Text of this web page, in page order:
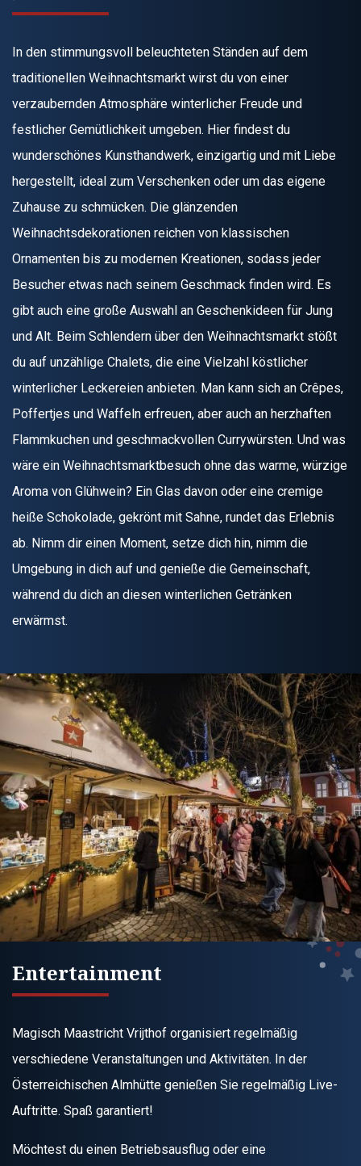
In den stimmungsvoll beleuchteten Ständen auf dem
traditionellen Weihnachtsmarkt wirst du von einer
verzaubernden Atmosphäre winterlicher Freude und
festlicher Gemütlichkeit umgeben. Hier findest du
wunderschönes Kunsthandwerk, einzigartig und mit Liebe
hergestellt, ideal zum Verschenken oder um das eigene
Zuhause zu schmücken. Die glänzenden
Weihnachtsdekorationen reichen von klassischen
Ornamenten bis zu modernen Kreationen, sodass jeder
Besucher etwas nach seinem Geschmack finden wird. Es
gibt auch eine große Auswahl an Geschenkideen für Jung
und Alt. Beim Schlendern über den Weihnachtsmarkt stößt
du auf unzählige Chalets, die eine Vielzahl köstlicher
winterlicher Leckereien anbieten. Man kann sich an Crêpes,
Poffertjes und Waffeln erfreuen, aber auch an herzhaften
Flammkuchen und geschmackvollen Currywürsten. Und was
wäre ein Weihnachtsmarktbesuch ohne das warme, würzige
Aroma von Glühwein? Ein Glas davon oder eine cremige
heiße Schokolade, gekrönt mit Sahne, rundet das Erlebnis
ab. Nimm dir einen Moment, setze dich hin, nimm die
Umgebung in dich auf und genieße die Gemeinschaft,
während du dich an diesen winterlichen Getränken
erwärmst.
Entertainment
Magisch Maastricht Vrijthof organisiert regelmäßig
verschiedene Veranstaltungen und Aktivitäten. In der
Österreichischen Almhütte genießen Sie regelmäßig Live-
Auftritte. Spaß garantiert!
Möchtest du einen Betriebsausflug oder eine